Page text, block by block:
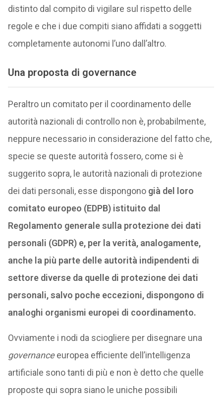
distinto dal compito di vigilare sul rispetto delle
regole e che i due compiti siano affidati a soggetti
completamente autonomi l’uno dall’altro.
Una proposta di governance
Peraltro un comitato per il coordinamento delle
autorità nazionali di controllo non è, probabilmente,
neppure necessario in considerazione del fatto che,
specie se queste autorità fossero, come si è
suggerito sopra, le autorità nazionali di protezione
dei dati personali, esse dispongono già del loro
comitato europeo (EDPB) istituito dal
Regolamento generale sulla protezione dei dati
personali (GDPR) e, per la verità, analogamente,
anche la più parte delle autorità indipendenti di
settore diverse da quelle di protezione dei dati
personali, salvo poche eccezioni, dispongono di
analoghi organismi europei di coordinamento.
Ovviamente i nodi da sciogliere per disegnare una
governanceeuropea efficiente dell’intelligenza
artificiale sono tanti di più e non è detto che quelle
proposte qui sopra siano le uniche possibili